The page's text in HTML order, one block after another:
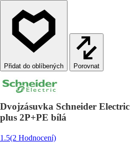
Porovnat
Dvojzásuvka Schneider
plus 2P+PE bílá
1.5(2 Hodnocení)